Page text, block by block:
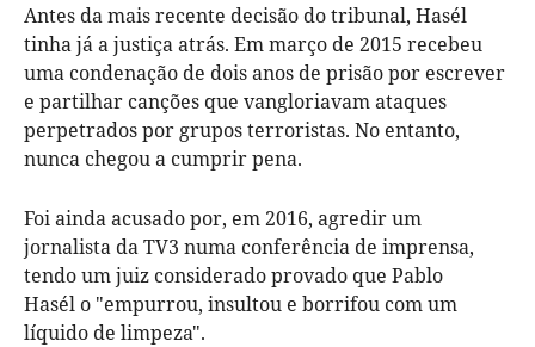
Antes da mais recente decisão do tribunal, Hasél
tinha já a justiça atrás. Em março de 2015 recebeu
uma condenação de dois anos de prisão por escrever
e partilhar canções que vangloriavam ataques
perpetrados por grupos terroristas. No entanto,
nunca chegou a cumprir pena.
Foi ainda acusado por, em 2016, agredir um
jornalista da TV3 numa conferência de imprensa,
tendo um juiz considerado provado que Pablo
Hasél o "empurrou, insultou e borrifou com um
líquido de limpeza".